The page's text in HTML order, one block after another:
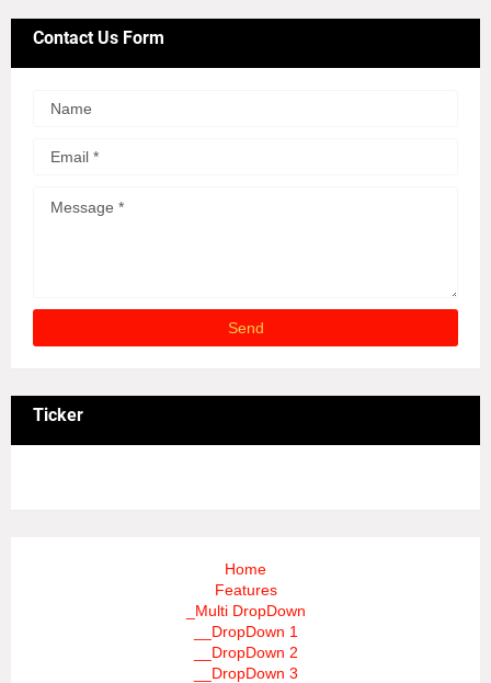
Contact Us Form
Ticker
Home
Features
_Multi DropDown
__DropDown 1
__DropDown 2
__DropDown 3